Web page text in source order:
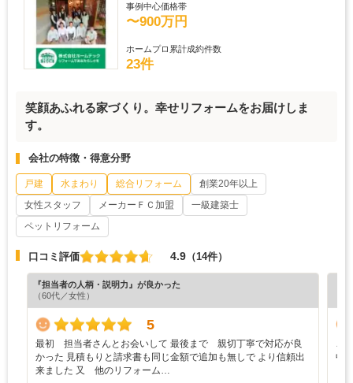
事例中心価格帯
〜900万円
ホームプロ累計成約件数
23件
笑顔あふれる家づくり。幸せリフォームをお届けしま
す。
会社の特徴・得意分野
戸建 水まわり 総合リフォーム
創業20年以上
女性スタッフ
メーカーＦＣ加盟
一級建築士
ペットリフォーム
口コミ評価 4.9 （14件）
『担当者の人柄・説明力』が良かった
（60代／女性）
5
最初 担当者さんとお会いして 最後まで 親切丁寧で対応が良
かった 見積もりと請求書も同じ金額で追加も無しで より信頼出
来ました 又 他のリフォーム…
こ
中